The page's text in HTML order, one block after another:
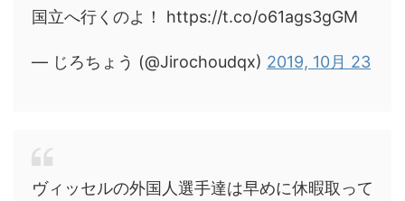
国立へ行くのよ！ https://t.co/o61ags3gGM
— じろちょう (@Jirochoudqx) 2019, 10月 23
ヴィッセルの外国人選手達は早めに休暇取って